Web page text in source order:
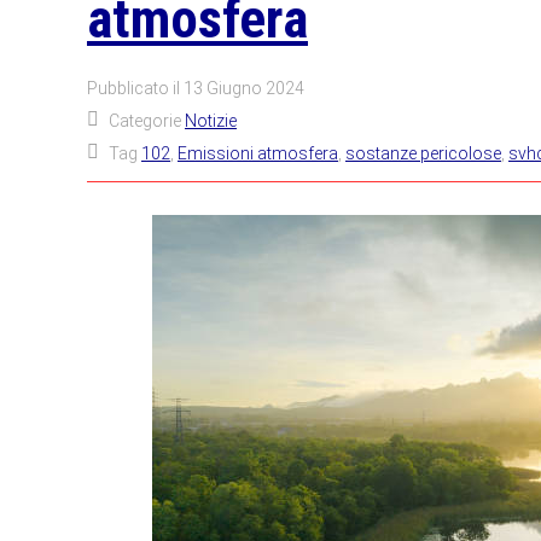
atmosfera
Pubblicato il 13 Giugno 2024
Categorie Notizie
Tag 102 Emissioni atmosfera sostanze pericolose